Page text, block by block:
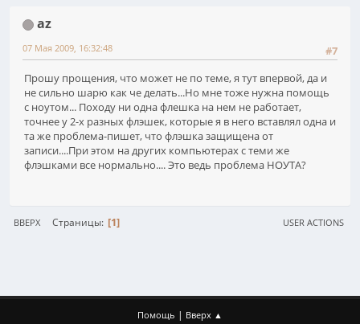
az
#7
07 Мая 2009, 16:32:48
Прошу прощения, что может не по теме, я тут впервой, да и
не сильно шарю как че делать...Но мне тоже нужна помощь
с ноутом... Походу ни одна флешка на нем не работает,
точнее у 2-х разных флэшек, которые я в него вставлял одна и
та же проблема-пишет, что флэшка защищена от
записи....При этом на других компьютерах с теми же
флэшками все нормально.... Это ведь проблема НОУТА?
ВВЕРХ Страницы 1 USER ACTIONS
Помощь | Вверх ▲